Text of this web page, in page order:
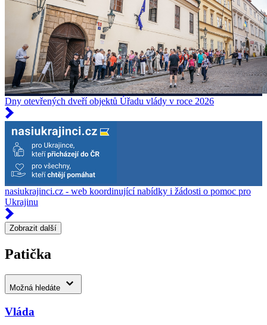
Dny otevřených dveří objektů Úřadu vlády v roce 2026
nasiukrajinci.cz - web koordinující nabídky i žádosti o pomoc pro
Ukrajinu
Zobrazit další
Patička
Možná hledáte
Vláda